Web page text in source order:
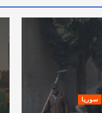
سوريا